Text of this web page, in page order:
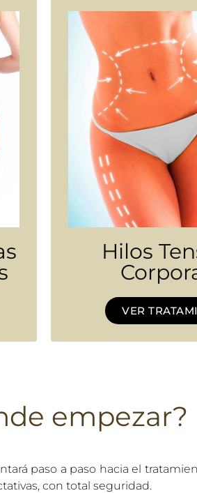
Hilos
VER
empezar?
paso a paso hacia el
con total seguridad.